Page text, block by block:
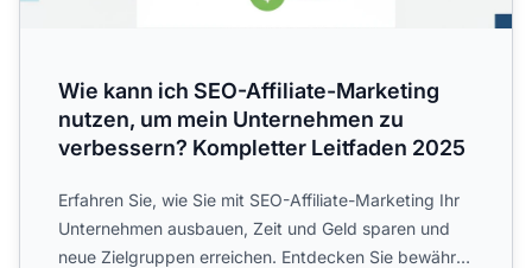
Wie kann ich SEO-Affiliate-Marketing
nutzen, um mein Unternehmen zu
verbessern? Kompletter Leitfaden 2025
Erfahren Sie, wie Sie mit SEO-Affiliate-Marketing Ihr
Unternehmen ausbauen, Zeit und Geld sparen und
neue Zielgruppen erreichen. Entdecken Sie bewährte